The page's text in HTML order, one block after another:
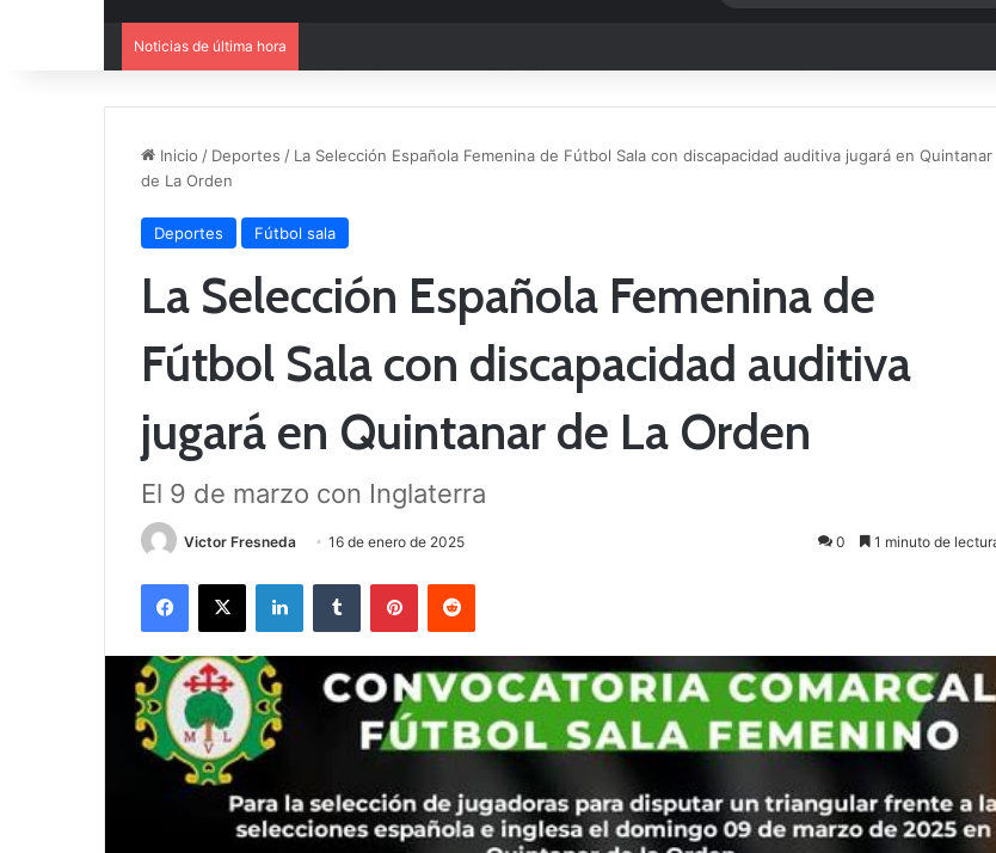
Noticias de última hora
Inicio / Deportes / La Selección Española Femenina de Fútbol Sala con discapacidad auditiva jugará en Quintanar
de La Orden
Deportes Fútbol sala
La Selección Española Femenina de
Fútbol Sala con discapacidad auditiva
jugará en Quintanar de La Orden
El 9 de marzo con Inglaterra
Victor Fresneda 16 de enero de 2025 0 1 minuto de